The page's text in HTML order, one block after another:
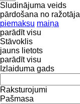
Sludinājuma veids
pārdošana no ražotāja
piemaksu maiņa
parādīt visu
Stāvoklis
jauns lietots
parādīt visu
Izlaiduma gads
Raksturojumi
Pašmasa